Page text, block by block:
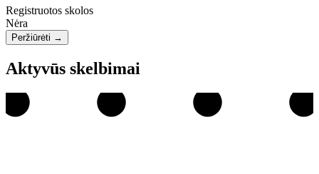
Registruotos skolos
Nėra
Peržiūrėti →
Aktyvūs skelbimai